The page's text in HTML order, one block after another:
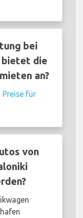
bei
bietet die
an?
Preise für
von